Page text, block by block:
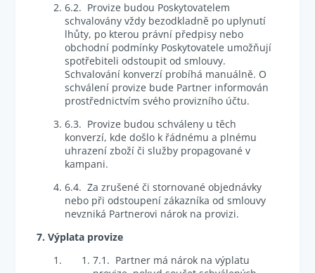
6.2. Provize budou Poskytovatelem
schvalovány vždy bezodkladně po uplynutí
lhůty, po kterou právní předpisy nebo
obchodní podmínky Poskytovatele umožňují
spotřebiteli odstoupit od smlouvy.
Schvalování konverzí probíhá manuálně. O
schválení provize bude Partner informován
prostřednictvím svého provizního účtu.
6.3. Provize budou schváleny u těch
konverzí, kde došlo k řádnému a plnému
uhrazení zboží či služby propagované v
kampani.
6.4. Za zrušené či stornované objednávky
nebo při odstoupení zákazníka od smlouvy
nevzniká Partnerovi nárok na provizi.
7. Výplata provize
7.1. Partner má nárok na výplatu